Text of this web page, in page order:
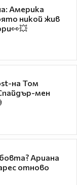
Америка
никой жив
на Том
мен
Ариана
отново